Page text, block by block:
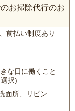
お掃除代行のお
前払い制度あり
な日に働くこと
択)
面所、リビン